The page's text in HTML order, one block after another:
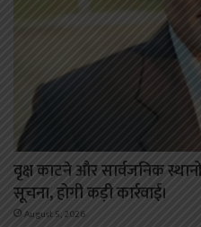
वृक्ष काटने और सार्वजनिक
सूचना, होगी कड़ी कार्रवाई।
August 5, 2026